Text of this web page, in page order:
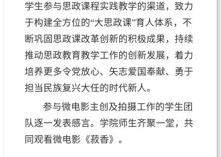
学生参与思政课程实践教学的渠道，致力
于构建全方位的“大思政课”育人体系，不
断巩固思政课改革创新的积极成果，持续
推动思政教育教学工作的创新发展，着力
培养更多令党放心、矢志爱国奉献、勇于
担当民族复兴大任的时代新人。
参与微电影主创及拍摄工作的学生团
队逐一发表感言。学院师生齐聚一堂，共
同观看微电影《菽香》。